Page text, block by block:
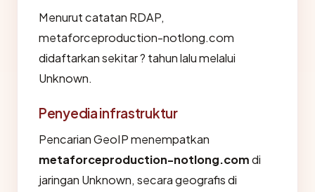
Menurut catatan RDAP,
metaforceproduction-notlong.com
didaftarkan sekitar ? tahun lalu melalui
Unknown.
Penyedia infrastruktur
Pencarian GeoIP menempatkan
metaforceproduction-notlong.comdi
jaringan Unknown, secara geografis di